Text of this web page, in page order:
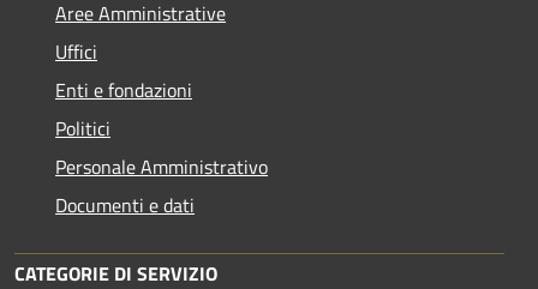
Aree Amministrative
Uffici
Enti e fondazioni
Politici
Personale Amministrativo
Documenti e dati
CATEGORIE DI SERVIZIO